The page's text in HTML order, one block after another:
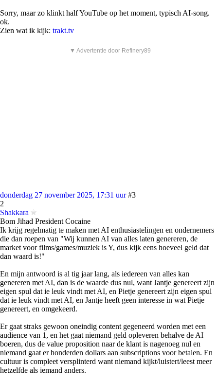
Sorry, maar zo klinkt half YouTube op het moment, typisch AI-song.
ok.
Zien wat ik kijk: trakt.tv
▼ Advertentie door Refinery89
donderdag 27 november 2025, 17:31 uur #3
2
Shakkara
Bom Jihad President Cocaine
Ik krijg regelmatig te maken met AI enthusiastelingen en ondernemers
die dan roepen van "Wij kunnen AI van alles laten genereren, de
market voor films/games/muziek is Y, dus kijk eens hoeveel geld dat
dan waard is!"
En mijn antwoord is al tig jaar lang, als iedereen van alles kan
genereren met AI, dan is de waarde dus nul, want Jantje genereert zijn
eigen spul dat ie leuk vindt met AI, en Pietje genereert zijn eigen spul
dat ie leuk vindt met AI, en Jantje heeft geen interesse in wat Pietje
genereert, en omgekeerd.
Er gaat straks gewoon oneindig content gegeneerd worden met een
audience van 1, en het gaat niemand geld opleveren behalve de AI
boeren, dus de value proposition naar de klant is nagenoeg nul en
niemand gaat er honderden dollars aan subscriptions voor betalen. En
cultuur is compleet versplinterd want niemand kijkt/luistert/leest meer
hetzelfde als iemand anders.